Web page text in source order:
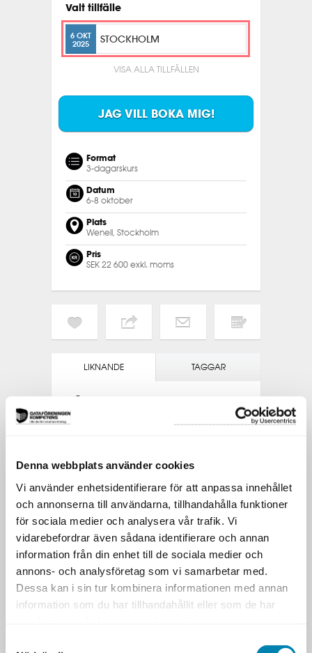
Denna webbplats använder cookies
Vi använder enhetsidentifierare för att anpassa innehållet
och annonserna till användarna, tillhandahålla funktioner
för sociala medier och analysera vår trafik. Vi
vidarebefordrar även sådana identifierare och annan
information från din enhet till de sociala medier och
annons- och analysföretag som vi samarbetar med.
Dessa kan i sin tur kombinera informationen med annan
information som du har tillhandahållit eller som de har
Valt tillfälle
6 OKT
2025
STOCKHOLM
VISA ALLA TILLFÄLLEN
JAG VILL BOKA MIG!
Format
3-dagarskurs
Datum
6-8 oktober
Plats
Wenell, Stockholm
Pris
SEK 22 600 exkl. moms
LIKNANDE TAGGAR
PROJEKTLEDARPROGRAMMET
PRAKTISK PROJEKTLEDNING
APPLIED PROJECT MANAGEMENT
LEDARSKAP OCH KOMMUNIKATION
AGIL PROJEKTLEDNING